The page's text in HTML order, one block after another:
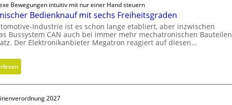
Bewegungen intuitiv mit nur einer Hand steuern
Bedienknauf mit sechs Freiheitsgraden
Industrie ist es schon lange etabliert, aber inzwischen
Bussystem CAN auch bei immer mehr mechatronischen Bauteilen
Der Elektronikanbieter Megatron reagiert auf diesen…
:
E
r
g
2027